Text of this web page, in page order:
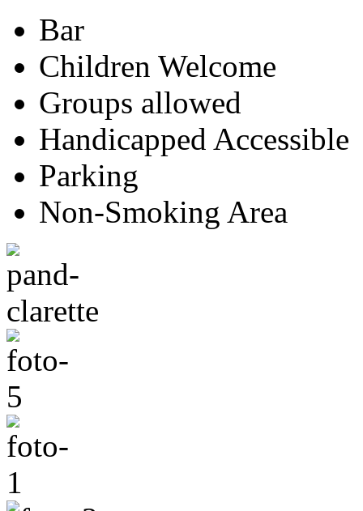
Bar
Children Welcome
Groups allowed
Handicapped Accessible
Parking
Non-Smoking Area